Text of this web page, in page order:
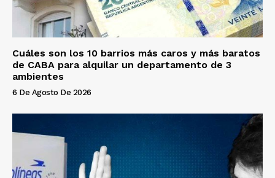
Cuáles son los 10 barrios más caros y más baratos
de CABA para alquilar un departamento de 3
ambientes
6 De Agosto De 2026